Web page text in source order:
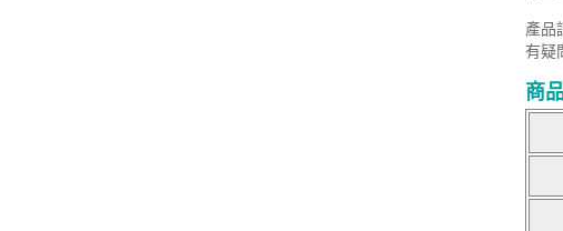
產品
有疑
商